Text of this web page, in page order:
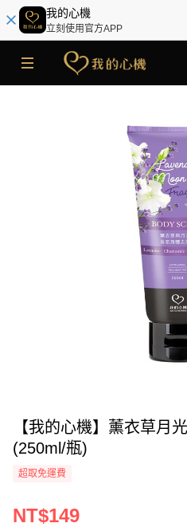
我的心機
立刻使用官方APP
【我的心機】薰衣草月
(250ml/瓶)
超取免運費
NT$149